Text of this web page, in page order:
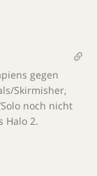
gegen
Skirmisher,
noch nicht
Halo 2.